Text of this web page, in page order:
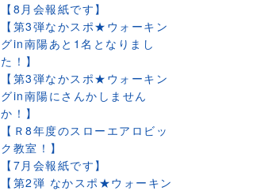
【8月会報紙です】
【第3弾なかスポ★ウォーキン
グin南陽あと1名となりまし
た！】
【第3弾なかスポ★ウォーキン
グin南陽にさんかしません
か！】
【Ｒ8年度のスローエアロビッ
ク教室！】
【7月会報紙です】
【第2弾 なかスポ★ウォーキン